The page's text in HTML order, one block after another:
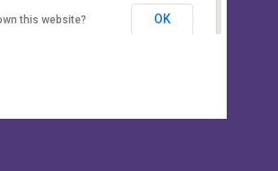
this website? OK